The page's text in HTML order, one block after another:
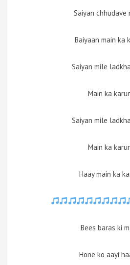
Saiyan chhudave
Baiyaan main ka
Saiyan mile
Main ka
Saiyan mile
Main ka
Haay main ka
Bees baras ki
Hone ko aayi